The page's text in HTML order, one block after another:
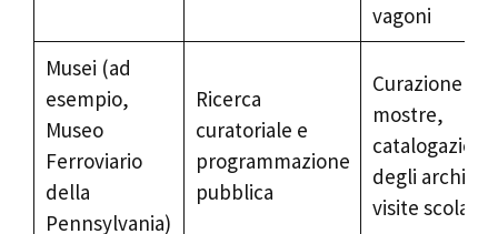
vagoni
Musei (ad
esempio,
Museo
Ferroviario
della
Pennsylvania)
Ricerca
curatoriale e
programmazione
pubblica
Curazione
mostre,
catalogazione
degli archivi,
visite